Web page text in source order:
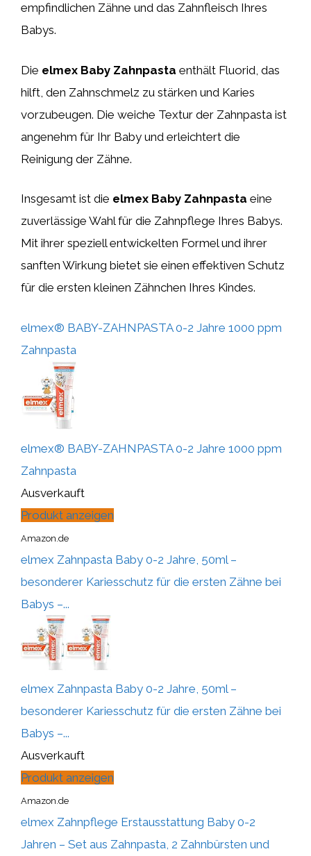
empfindlichen Zähne und das Zahnfleisch Ihres
Babys.
Die elmex Baby Zahnpasta enthält Fluorid, das
hilft, den Zahnschmelz zu stärken und Karies
vorzubeugen. Die weiche Textur der Zahnpasta ist
angenehm für Ihr Baby und erleichtert die
Reinigung der Zähne.
Insgesamt ist die elmex Baby Zahnpasta eine
zuverlässige Wahl für die Zahnpflege Ihres Babys.
Mit ihrer speziell entwickelten Formel und ihrer
sanften Wirkung bietet sie einen effektiven Schutz
für die ersten kleinen Zähnchen Ihres Kindes.
elmex® BABY-ZAHNPASTA 0-2 Jahre 1000 ppm
Zahnpasta
elmex® BABY-ZAHNPASTA 0-2 Jahre 1000 ppm
Zahnpasta
Ausverkauft
Produkt anzeigen
Amazon.de
elmex Zahnpasta Baby 0-2 Jahre, 50ml –
besonderer Kariesschutz für die ersten Zähne bei
Babys –...
elmex Zahnpasta Baby 0-2 Jahre, 50ml –
besonderer Kariesschutz für die ersten Zähne bei
Babys –...
Ausverkauft
Produkt anzeigen
Amazon.de
elmex Zahnpflege Erstausstattung Baby 0-2
Jahren – Set aus Zahnpasta, 2 Zahnbürsten und